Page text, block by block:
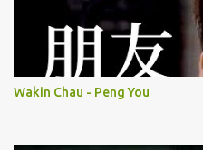
Wakin Chau - Peng You